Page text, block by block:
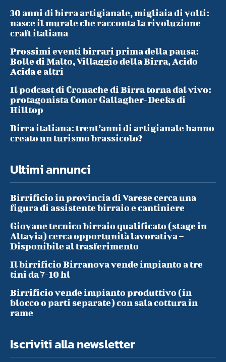
30 anni di birra artigianale, migliaia di volti:
nasce il murale che racconta la rivoluzione
craft italiana
Prossimi eventi birrari prima della pausa:
Bolle di Malto, Villaggio della Birra, Acido
Acida e altri
Il podcast di Cronache di Birra torna dal vivo:
protagonista Conor Gallagher-Deeks di
Hilltop
Birra italiana: trent’anni di artigianale hanno
creato un turismo brassicolo?
Ultimi annunci
Birrificio in provincia di Varese cerca una
figura di assistente birraio e cantiniere
Giovane tecnico birraio qualificato (stage in
Altavia) cerca opportunità lavorativa –
Disponibile al trasferimento
Il birrificio Birranova vende impianto a tre
tini da 7-10 hl
Birrificio vende impianto produttivo (in
blocco o parti separate) con sala cottura in
rame
Iscriviti alla newsletter